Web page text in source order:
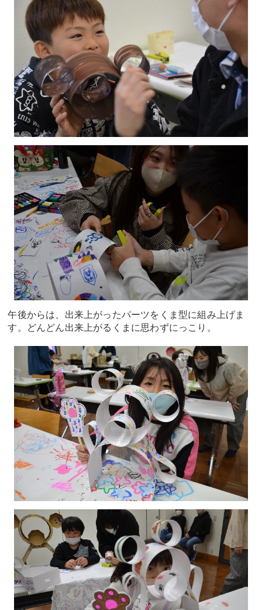
午後からは、出来上がったパーツをくま型に組み上げま
す。どんどん出来上がるくまに思わずにっこり。